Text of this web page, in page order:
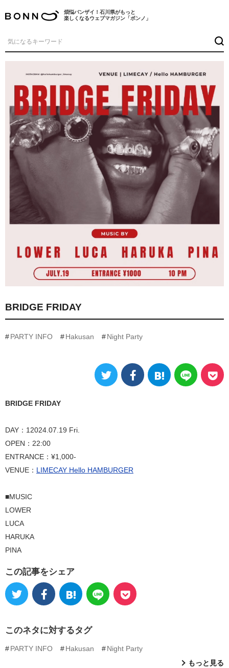
煩悩バンザイ！石川県がもっと
楽しくなるウェブマガジン「ボンノ」
BRIDGE FRIDAY
PARTY INFO Hakusan Night Party
BRIDGE FRIDAY
DAY：12024.07.19 Fri.
OPEN：22:00
ENTRANCE：¥1,000-
VENUE： LIMECAY Hello HAMBURGER
■MUSIC
LOWER
LUCA
HARUKA
PINA
この記事をシェア
このネタに対するタグ
PARTY INFO Hakusan
Night Party
もっと見る